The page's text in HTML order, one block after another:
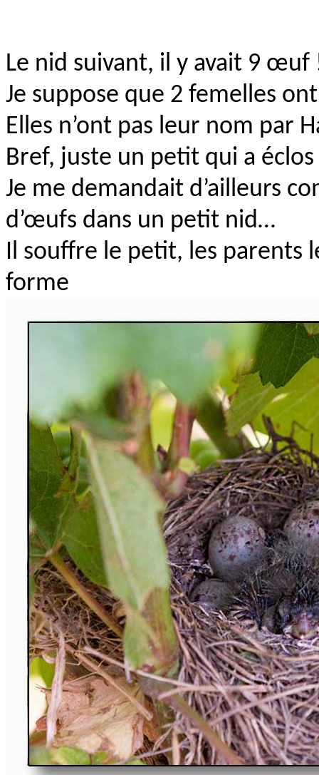
Le nid suivant, il y avait 9 œuf
Je suppose que 2 femelles
Elles n’ont pas leur nom par
Bref, juste un petit qui a
Je me demandait d’ailleurs
d’œufs dans un petit nid…
Il souffre le petit, les parents
forme